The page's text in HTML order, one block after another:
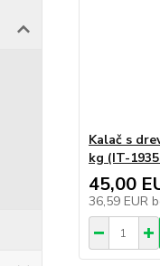
Kalač s
kg (IT-
45,00
36,59 EUR